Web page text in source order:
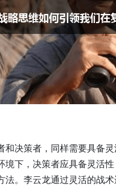
和决策者，同样需要具备
境下，决策者应具备灵活
法。李云龙通过灵活的战